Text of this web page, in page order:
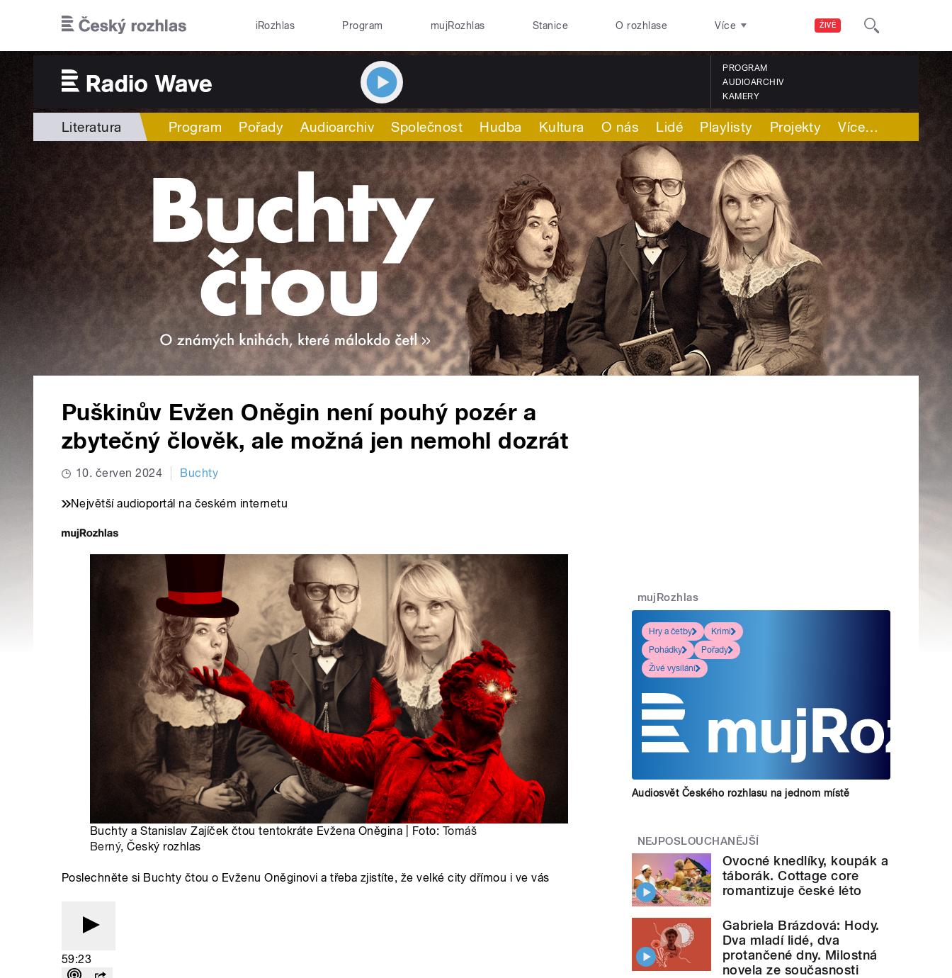
ŽIVĚ
iRozhlas Program mujRozhlas Stanice O rozhlase Více
PROGRAM
AUDIOARCHIV
KAMERY
Literatura Program Pořady Audioarchiv Společnost Hudba Kultura O nás Lidé Playlisty Projekty Více…
Puškinův Evžen Oněgin není pouhý pozér a
zbytečný člověk, ale možná jen nemohl dozrát
10. červen 2024 Buchty
Největší audioportál na českém internetu
Buchty a Stanislav Zajíček čtou tentokráte Evžena Oněgina | Foto: Tomáš
Berný, Český rozhlas
Poslechněte si Buchty čtou o Evženu Oněginovi a třeba zjistíte, že velké city dřímou i ve vás
59:23
mujRozhlas
Hry a četby
Krimi
Pohádky
Pořady
Živé vysílání
Audiosvět Českého rozhlasu na jednom místě
NEJPOSLOUCHANĚJŠÍ
Ovocné knedlíky, koupák a
táborák. Cottage core
romantizuje české léto
Gabriela Brázdová: Hody.
Dva mladí lidé, dva
protančené dny. Milostná
novela ze současnosti